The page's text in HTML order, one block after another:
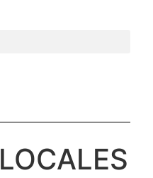
LOCALES